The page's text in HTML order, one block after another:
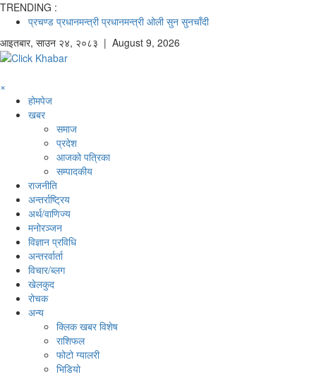
TRENDING :
प्रचण्ड प्रधानमन्त्री प्रधानमन्त्री ओली सुन सुनचाँदी
आइतबार, साउन २४, २०८३ | August 9, 2026
×
होमपेज
खबर
समाज
प्रदेश
आजको पत्रिका
सम्पादकीय
राजनीति
अन्तर्राष्ट्रिय
अर्थ/वाणिज्य
मनाेरञ्जन
विज्ञान प्रविधि
अन्तरर्वार्ता
विचार/ब्लग
खेलकुद
रोचक
अन्य
क्लिक खबर विशेष
राशिफल
फोटो ग्यालरी
भिडियो